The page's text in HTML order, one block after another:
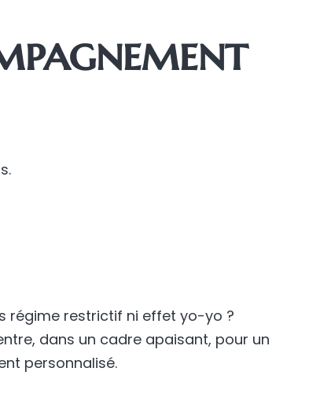
régime restrictif ni effet yo-yo ?
dans un cadre apaisant, pour un
personnalisé.